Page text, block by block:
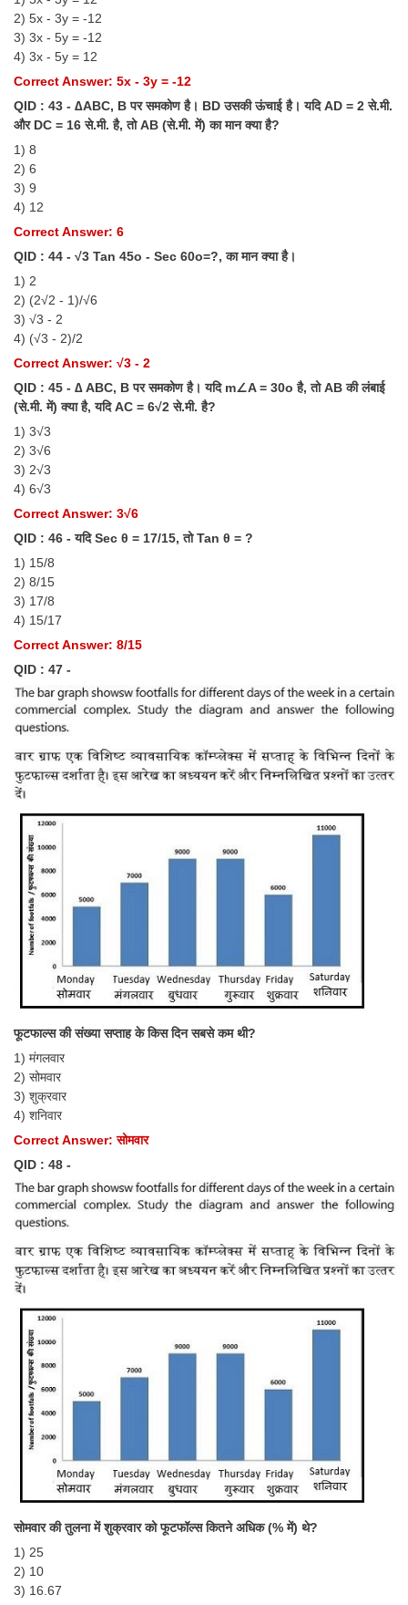
2) 5x - 3y = -12
3) 3x - 5y = -12
4) 3x - 5y = 12
Correct Answer: 5x - 3y = -12
QID : 43 - ∆ABC, B पर समकोण है। BD उसकी ऊंचाई है। यदि AD = 2 से.मी.
और DC = 16 से.मी. है, तो AB (से.मी. में) का मान क्या है?
1) 8
2) 6
3) 9
4) 12
Correct Answer: 6
QID : 44 - √3 Tan 45o - Sec 60o=?, का मान क्या है।
1) 2
2) (2√2 - 1)/√6
3) √3 - 2
4) (√3 - 2)/2
Correct Answer: √3 - 2
QID : 45 - ∆ ABC, B पर समकोण है। यदि m∠A = 30o है, तो AB की लंबाई
(से.मी. में) क्या है, यदि AC = 6√2 से.मी. है?
1) 3√3
2) 3√6
3) 2√3
4) 6√3
Correct Answer: 3√6
QID : 46 - यदि Sec θ = 17/15, तो Tan θ = ?
1) 15/8
2) 8/15
3) 17/8
4) 15/17
Correct Answer: 8/15
QID : 47 -
फूटफाल्स की संख्या सप्ताह के किस दिन सबसे कम थी?
1) मंगलवार
2) सोमवार
3) शुक्रवार
4) शनिवार
Correct Answer: सोमवार
QID : 48 -
सोमवार की तुलना में शुक्रवार को फूटफॉल्स कितने अधिक (% में) थे?
1) 25
2) 10
3) 16.67